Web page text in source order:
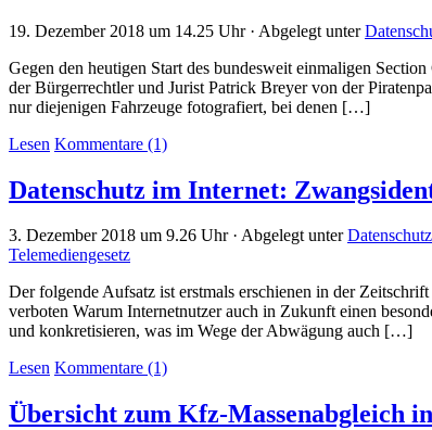
19. Dezember 2018 um 14.25 Uhr · Abgelegt unter
Gegen den heutigen Start des bundesweit einmaligen
der Bürgerrechtler und Jurist Patrick Breyer von der
nur diejenigen Fahrzeuge fotografiert, bei denen […]
Lesen Kommentare (1)
Datenschutz im Internet:
3. Dezember 2018 um 9.26 Uhr · Abgelegt unter
Telemediengesetz
Der folgende Aufsatz ist erstmals erschienen in der
verboten Warum Internetnutzer auch in Zukunft einen
und konkretisieren, was im Wege der Abwägung auch […]
Lesen Kommentare (1)
Übersicht zum Kfz-Massenabgleich